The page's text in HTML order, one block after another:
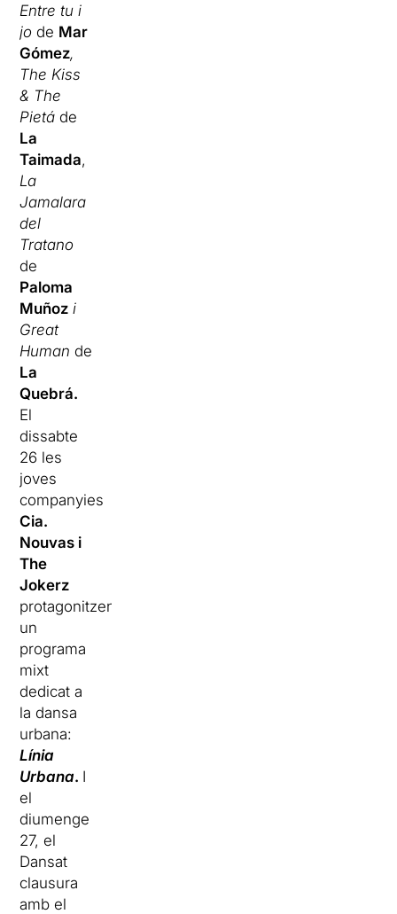
Entre tu i
jode Mar
Gómez,
The Kiss
& The
Pietáde
La
Taimada,
La
Jamalara
del
Tratano
de
Paloma
Muñoz i
Great
Humande
La
Quebrá.
El
dissabte
26 les
joves
companyies
Cia.
Nouvas i
The
Jokerz
protagonitzen
un
programa
mixt
dedicat a
la dansa
urbana:
Línia
Urbana. I
el
diumenge
27, el
Dansat
clausura
amb el